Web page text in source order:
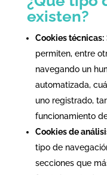
existen?
Cookies técnicas:
permiten, entre
navegando un
automatizada,
uno registrado,
funcionamiento
Cookies de
tipo de
secciones que